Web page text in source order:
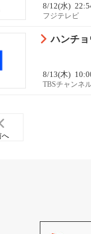
8/12(水)
フジテレビ
ハンチョ
8/13(木)
TBSチャンネ
へ